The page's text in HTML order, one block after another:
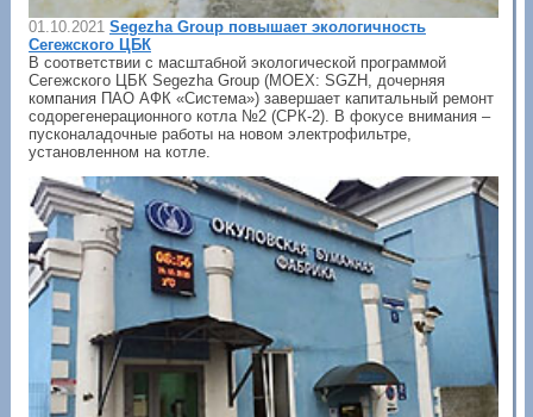
01.10.2021 Segezha Group повышает экологичность
Сегежского ЦБК
В соответствии с масштабной экологической программой
Сегежского ЦБК Segezha Group (MOEX: SGZH, дочерняя
компания ПАО АФК «Система») завершает капитальный ремонт
содорегенерационного котла №2 (СРК-2). В фокусе внимания –
пусконаладочные работы на новом электрофильтре,
установленном на котле.